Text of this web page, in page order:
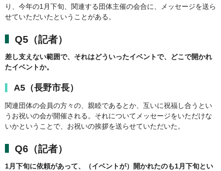
り、今年の1月下旬、関連する団体主催の会合に、メッセージを送ら
せていただいたということがある。
Q5（記者）
差し支えない範囲で、それはどういったイベントで、どこで開かれ
たイベントか。
A5（長野市長）
関連団体の会員の方々の、親睦であるとか、互いに祝福し合うとい
うお祝いの会が開催される。それについてメッセージをいただけな
いかということで、お祝いの挨拶を送らせていただいた。
Q6（記者）
1月下旬に依頼があって、（イベントが）開かれたのも1月下旬とい